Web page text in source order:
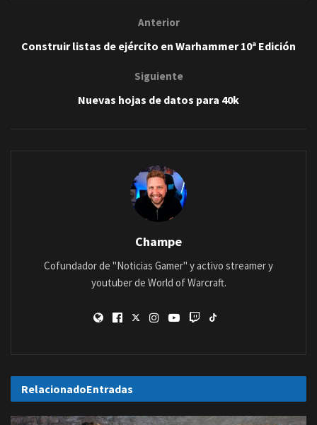
Anterior
Construir listas de ejército en Warhammer 10ª Edición
Siguiente
Nuevas hojas de datos para 40k
Champe
Cofundador de "Noticias Gamer" y activo streamer y
youtuber de World of Warcraft.
RelacionadoEntradas